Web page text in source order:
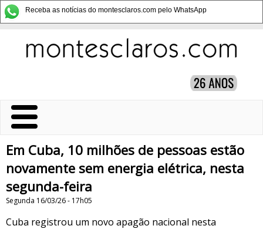
Receba as notícias do montesclaros.com pelo WhatsApp
Em Cuba, 10 milhões de pessoas estão
novamente sem energia elétrica, nesta
segunda-feira
Segunda 16/03/26 - 17h05
Cuba registrou um novo apagão nacional nesta